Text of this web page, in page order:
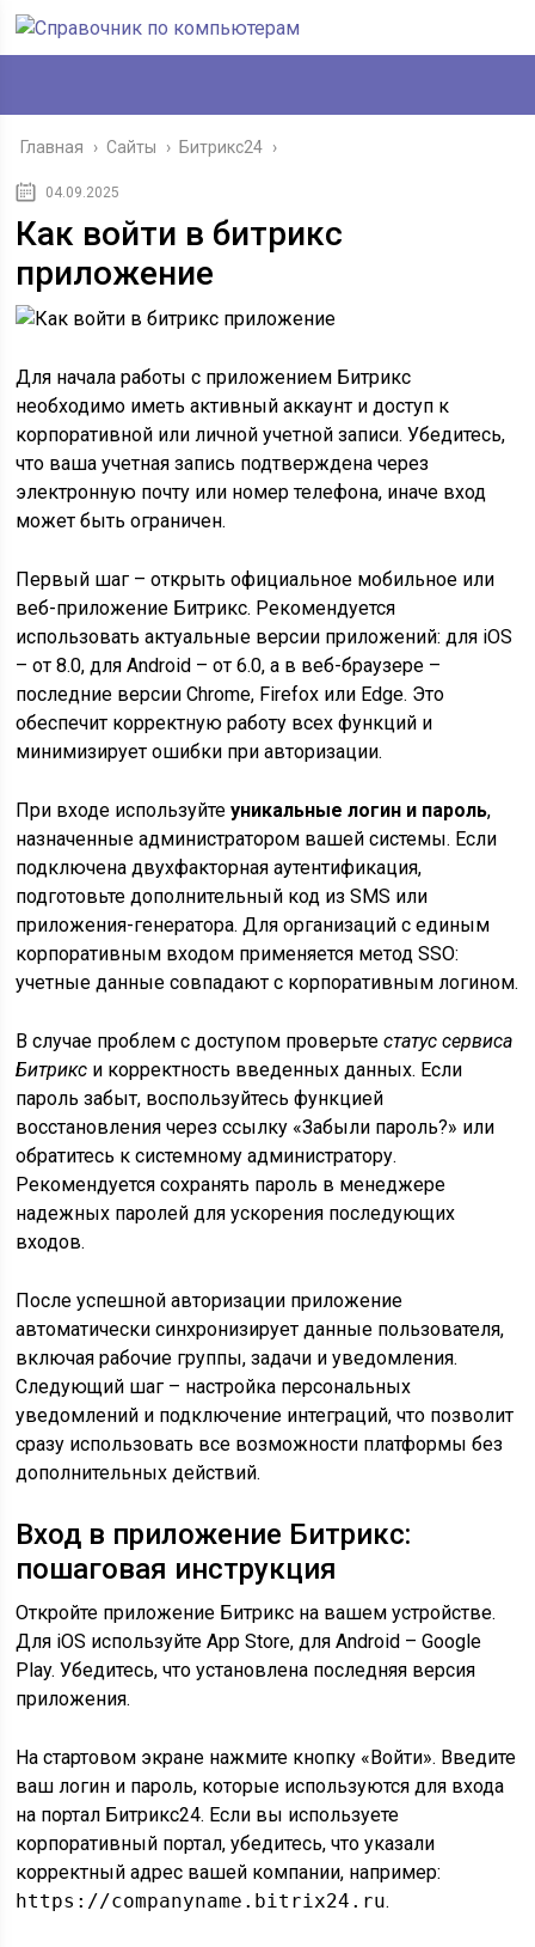
Главная › Сайты › Битрикс24 ›
04.09.2025
Как войти в битрикс
приложение
Для начала работы с приложением Битрикс
необходимо иметь активный аккаунт и доступ к
корпоративной или личной учетной записи. Убедитесь,
что ваша учетная запись подтверждена через
электронную почту или номер телефона, иначе вход
может быть ограничен.
Первый шаг – открыть официальное мобильное или
веб-приложение Битрикс. Рекомендуется
использовать актуальные версии приложений: для iOS
– от 8.0, для Android – от 6.0, а в веб-браузере –
последние версии Chrome, Firefox или Edge. Это
обеспечит корректную работу всех функций и
минимизирует ошибки при авторизации.
При входе используйтеуникальные логин и пароль,
назначенные администратором вашей системы. Если
подключена двухфакторная аутентификация,
подготовьте дополнительный код из SMS или
приложения-генератора. Для организаций с единым
корпоративным входом применяется метод SSO:
учетные данные совпадают с корпоративным логином.
В случае проблем с доступом проверьтестатус сервиса
Битрикс и корректность введенных данных. Если
пароль забыт, воспользуйтесь функцией
восстановления через ссылку «Забыли пароль?» или
обратитесь к системному администратору.
Рекомендуется сохранять пароль в менеджере
надежных паролей для ускорения последующих
входов.
После успешной авторизации приложение
автоматически синхронизирует данные пользователя,
включая рабочие группы, задачи и уведомления.
Следующий шаг – настройка персональных
уведомлений и подключение интеграций, что позволит
сразу использовать все возможности платформы без
дополнительных действий.
Вход в приложение Битрикс:
пошаговая инструкция
Откройте приложение Битрикс на вашем устройстве.
Для iOS используйте App Store, для Android – Google
Play. Убедитесь, что установлена последняя версия
приложения.
На стартовом экране нажмите кнопку «Войти». Введите
ваш логин и пароль, которые используются для входа
на портал Битрикс24. Если вы используете
корпоративный портал, убедитесь, что указали
корректный адрес вашей компании, например:
https://companyname.bitrix24.ru.